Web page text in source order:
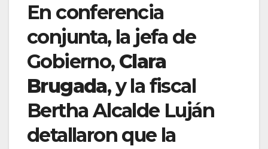
En conferencia
conjunta, la jefa de
Gobierno, Clara
Brugada, y la fiscal
Bertha Alcalde Luján
detallaron que la